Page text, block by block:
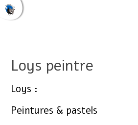
Loys peintre
Loys :
Peintures & pastels